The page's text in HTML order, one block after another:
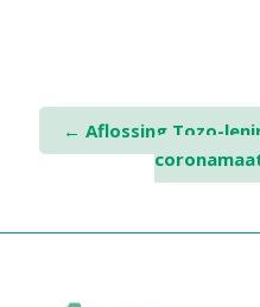
Post← Aflossing Tozo-